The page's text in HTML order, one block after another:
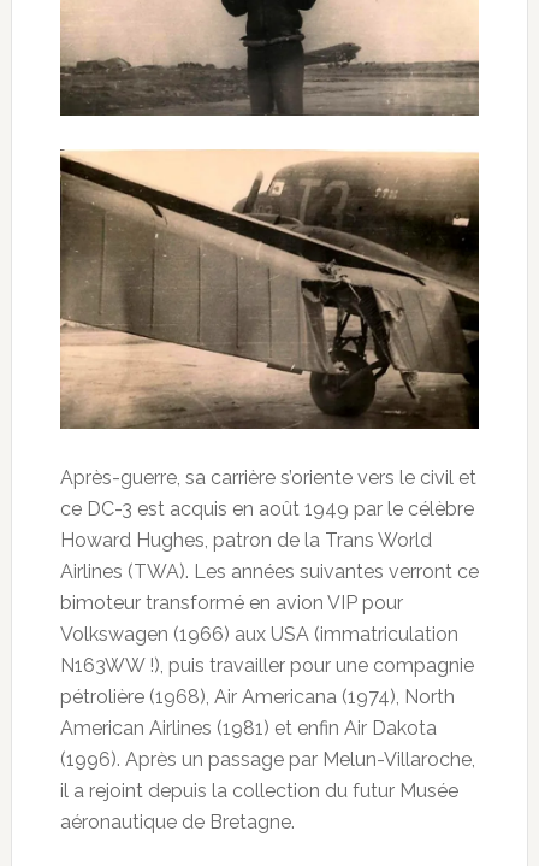
Après-guerre, sa carrière s’oriente vers le civil et
ce DC-3 est acquis en août 1949 par le célèbre
Howard Hughes, patron de la Trans World
Airlines (TWA). Les années suivantes verront ce
bimoteur transformé en avion VIP pour
Volkswagen (1966) aux USA (immatriculation
N163WW !), puis travailler pour une compagnie
pétrolière (1968), Air Americana (1974), North
American Airlines (1981) et enfin Air Dakota
(1996). Après un passage par Melun-Villaroche,
il a rejoint depuis la collection du futur Musée
aéronautique de Bretagne.